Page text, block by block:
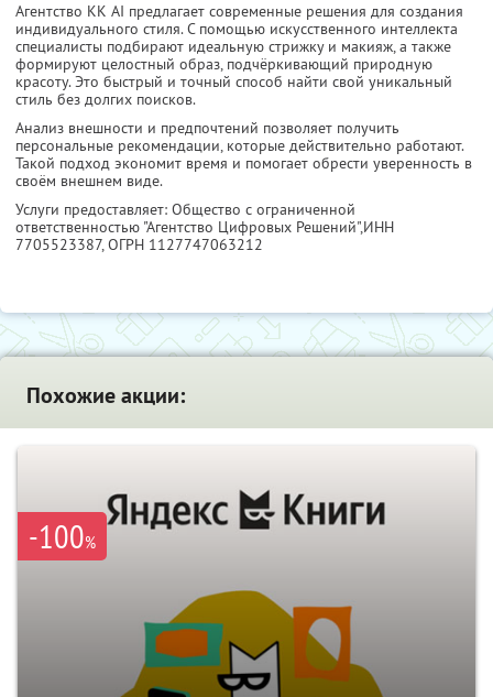
Агентство KK AI предлагает современные решения для создания
индивидуального стиля. С помощью искусственного интеллекта
специалисты подбирают идеальную стрижку и макияж, а также
формируют целостный образ, подчёркивающий природную
красоту. Это быстрый и точный способ найти свой уникальный
стиль без долгих поисков.
Анализ внешности и предпочтений позволяет получить
персональные рекомендации, которые действительно работают.
Такой подход экономит время и помогает обрести уверенность в
своём внешнем виде.
Услуги предоставляет: Общество с ограниченной
ответственностью "Агентство Цифровых Решений",ИНН
7705523387, ОГРН 1127747063212
Похожие акции:
-100%